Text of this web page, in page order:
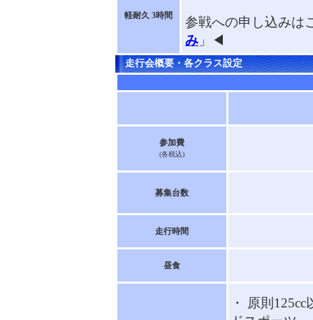
軽耐久 3時間
参戦への申し込みは
み 」◀
走行会概要・各クラス設定
参加費
(各税込)
募集台数
走行時間
昼食
・ 原則